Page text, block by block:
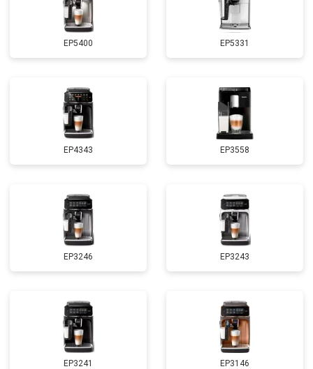
EP5400 EP5331
EP4343 EP3558
EP3246 EP3243
EP3241 EP3146